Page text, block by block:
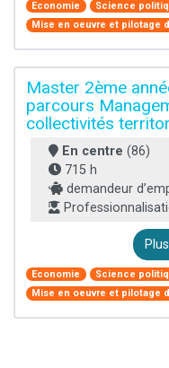
Economie
Science
Mise en oeuvre et pilotage
Master 2ème
parcours
collectivités
En centre (86)
715 h
demandeur
Economie
Science
Mise en oeuvre et pilotage